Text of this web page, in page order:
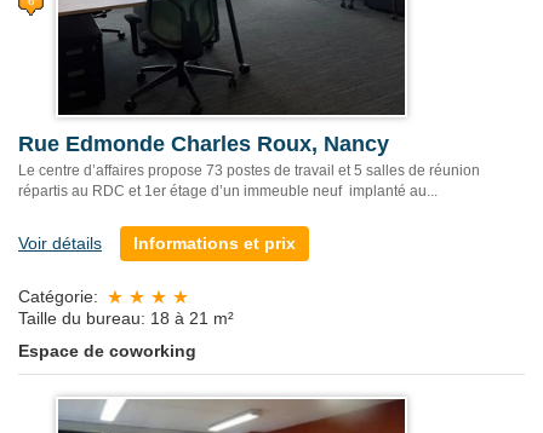
Rue Edmonde Charles Roux, Nancy
Le centre d’affaires propose 73 postes de travail et 5 salles de réunion
répartis au RDC et 1er étage d’un immeuble neuf implanté au...
Voir détails Informations et prix
Catégorie:
Taille du bureau: 18 à 21 m²
Espace de coworking